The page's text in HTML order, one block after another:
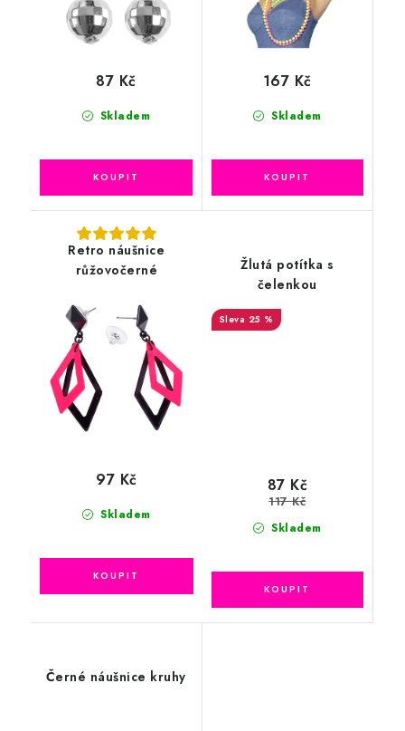
Skladem
87 Kč
Skladem
167 Kč
Retro náušnice
růžovočerné
Skladem
97 Kč
Žlutá potítka s
čelenkou
25 %
Skladem
87 Kč
117 Kč
Černé náušnice kruhy